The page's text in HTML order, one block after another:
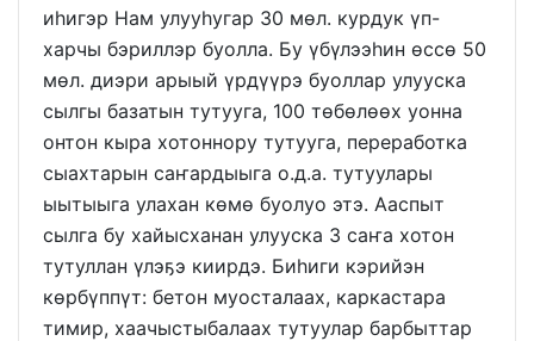
иһигэр Нам улууһугар 30 мөл. курдук үп-
харчы бэриллэр буолла. Бу үбүлээһин өссө 50
мөл. диэри арыый үрдүүрэ буоллар улууска
сылгы базатын тутууга, 100 төбөлөөх уонна
онтон кыра хотоннору тутууга, переработка
сыахтарын саҥардыыга о.д.а. тутуулары
ыытыыга улахан көмө буолуо этэ. Ааспыт
сылга бу хайысханан улууска 3 саҥа хотон
тутуллан үлэҕэ киирдэ. Биһиги кэрийэн
көрбүппүт: бетон муосталаах, каркастара
тимир, хаачыстыбалаах тутуулар барбыттар